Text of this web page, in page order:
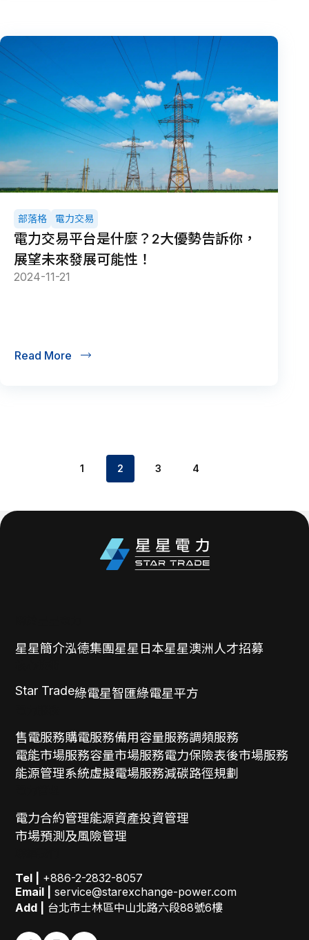
電力交易
部落格
電力交易平台是什麼？2大優勢告訴你，
展望未來發展可能性！
2024-11-21
Read More
1 2 3 4
星星簡介泓德集團星星日本星星澳洲 人才招募
Star Trade綠電星智匯綠電星平方
售電服務購電服務備用容量服務調頻服務
電能市場服務容量市場服務電力保險表後市場服務
能源管理系統虛擬電場服務減碳路徑規劃
電力合約管理能源資產投資管理
市場預測及風險管理
Tel |
+886-2-2832-8057
Email |
service@starexchange-power.com
Add |
台北市士林區中山北路六段88號6樓